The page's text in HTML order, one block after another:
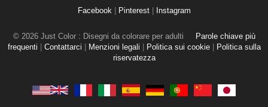
Facebook Pinterest Instagram
© 2026 Just Color : Disegni da colorare per adulti
Parole chiave più
frequenti
Contattarci Menzioni legali Politica sui cookie
Politica sulla
riservatezza